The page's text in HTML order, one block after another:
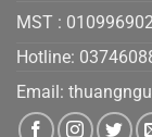
MST :
Hotline:
Email: